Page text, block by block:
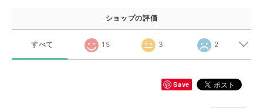
ショップの評価
すべて 15 3 2
Save